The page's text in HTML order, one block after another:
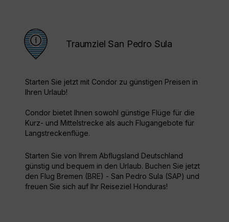
Traumziel San Pedro Sula
Starten Sie jetzt mit Condor zu günstigen Preisen in
Ihren Urlaub!
Condor bietet Ihnen sowohl günstige Flüge für die
Kurz- und Mittelstrecke als auch Flugangebote für
Langstreckenflüge.
Starten Sie von Ihrem Abflugsland Deutschland
günstig und bequem in den Urlaub. Buchen Sie jetzt
den Flug Bremen (BRE) - San Pedro Sula (SAP) und
freuen Sie sich auf Ihr Reiseziel Honduras!